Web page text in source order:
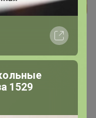
1529